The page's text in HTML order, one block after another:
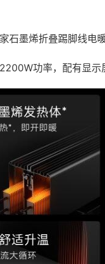
石墨烯折叠踢脚线电
功率，配有显示